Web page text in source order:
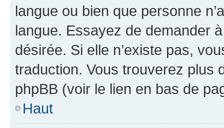
langue ou bien que personne
langue. Essayez de demander
désirée. Si elle n’existe pas,
traduction. Vous trouverez plus
phpBB (voir le lien en bas de
Haut